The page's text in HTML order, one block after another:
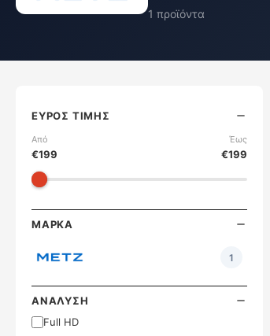
1 προϊόντα
ΕΎΡΟΣ ΤΙΜΉΣ
Από
€199
Έως
€199
ΜΆΡΚΑ
1
ΑΝΆΛΥΣΗ
Full HD